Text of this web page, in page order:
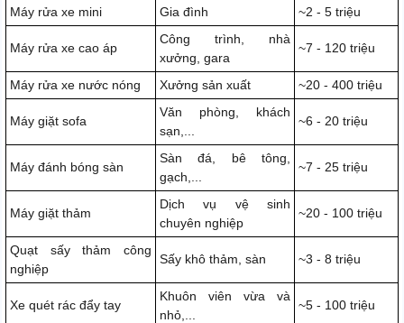
Máy rửa xe mini Gia đình ~2 - 5 triệu
Máy rửa xe cao áp
Công trình, nhà
xưởng, gara
~7 - 120 triệu
Máy rửa xe nước nóng Xưởng sản xuất ~20 - 400 triệu
Máy giặt sofa
Văn phòng, khách
sạn,...
~6 - 20 triệu
Máy đánh bóng sàn
Sàn đá, bê tông,
gạch,...
~7 - 25 triệu
Máy giặt thảm
Dịch vụ vệ sinh
chuyên nghiệp
~20 - 100 triệu
Quạt sấy thảm công
nghiệp
Sấy khô thảm, sàn ~3 - 8 triệu
Xe quét rác đẩy tay
Khuôn viên vừa và
nhỏ,...
~5 - 100 triệu